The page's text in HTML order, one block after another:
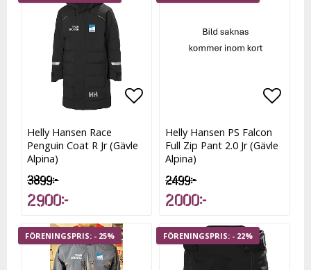
Lägg till i favoritlistan
Helly Hansen Race
Penguin Coat R Jr (Gävle
Alpina)
3 899 kr
2 900 kr
Helly Hansen PS Falcon
Full Zip Pant 2.0 Jr (Gävle
Alpina)
2 499 kr
2 000 kr
- 25% - 22%